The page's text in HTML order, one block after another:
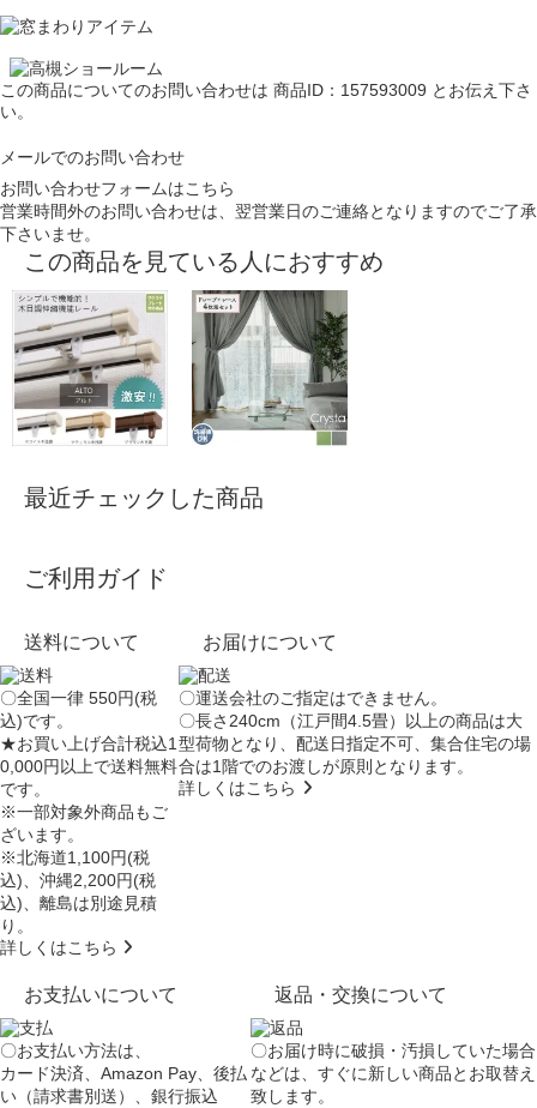
この商品についてのお問い合わせは 商品ID：157593009 とお伝え下さ
い。
メールでのお問い合わせ
お問い合わせフォームはこちら
営業時間外のお問い合わせは、翌営業日のご連絡となりますのでご了承
下さいませ。
この商品を見ている人におすすめ
最近チェックした商品
ご利用ガイド
送料について
〇全国一律 550円(税
込)です。
★お買い上げ合計税込1
0,000円以上で送料無料
です。
※一部対象外商品もご
ざいます。
※北海道1,100円(税
込)、沖縄2,200円(税
込)、離島は別途見積
り。
詳しくはこちら
お届けについて
〇運送会社のご指定はできません。
〇長さ240cm（江戸間4.5畳）以上の商品は大
型荷物となり、配送日指定不可、集合住宅の場
合は1階でのお渡しが原則となります。
詳しくはこちら
お支払いについて
〇お支払い方法は、
カード決済、Amazon Pay、後払
い（請求書別送）、銀行振込
返品・交換について
〇お届け時に破損・汚損していた場合
などは、すぐに新しい商品とお取替え
致します。